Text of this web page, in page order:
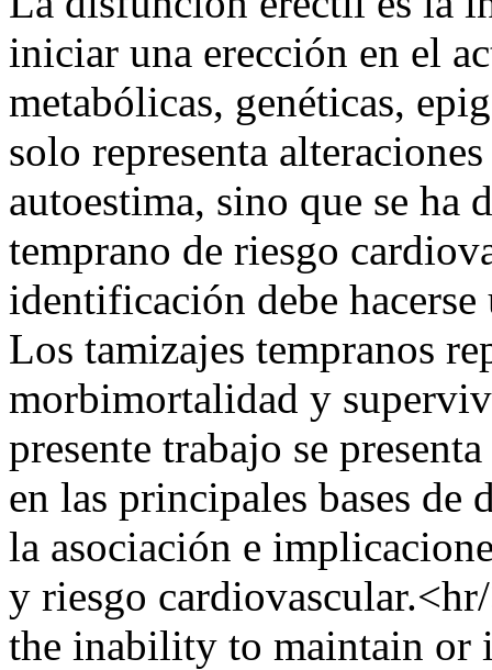
iniciar una erección en el
metabólicas, genéticas,
solo representa
autoestima, sino que se ha
temprano de riesgo
identificación debe
Los tamizajes tempranos
morbimortalidad y
presente trabajo se
en las principales bases de
la asociación e
y riesgo
the inability to maintain or